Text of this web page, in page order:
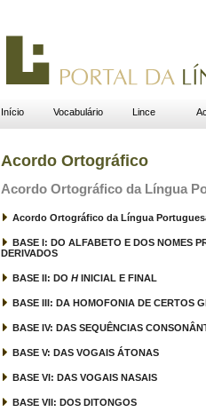
Início Vocabulário Lince
Acordo Ortográfico
Acordo Ortográfico da Língua
Acordo Ortográfico da Língua
BASE I: DO ALFABETO E DOS NOMES
DERIVADOS
BASE II: DO H INICIAL E FINAL
BASE III: DA HOMOFONIA DE CERTOS
BASE IV: DAS SEQUÊNCIAS
BASE V: DAS VOGAIS ÁTONAS
BASE VI: DAS VOGAIS NASAIS
BASE VII: DOS DITONGOS